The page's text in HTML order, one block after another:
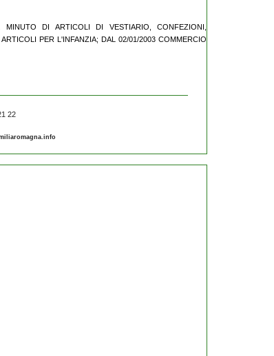
DI ARTICOLI DI VESTIARIO, CONFEZIONI,
PER L'INFANZIA; DAL 02/01/2003 COMMERCIO
22